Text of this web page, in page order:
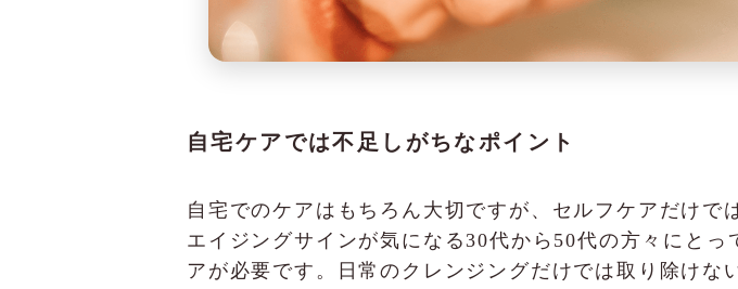
自宅ケアでは不足しがちなポイント
自宅でのケアはもちろん大切ですが、セルフケアだけで
エイジングサインが気になる30代から50代の方々にと
アが必要です。日常のクレンジングだけでは取り除け